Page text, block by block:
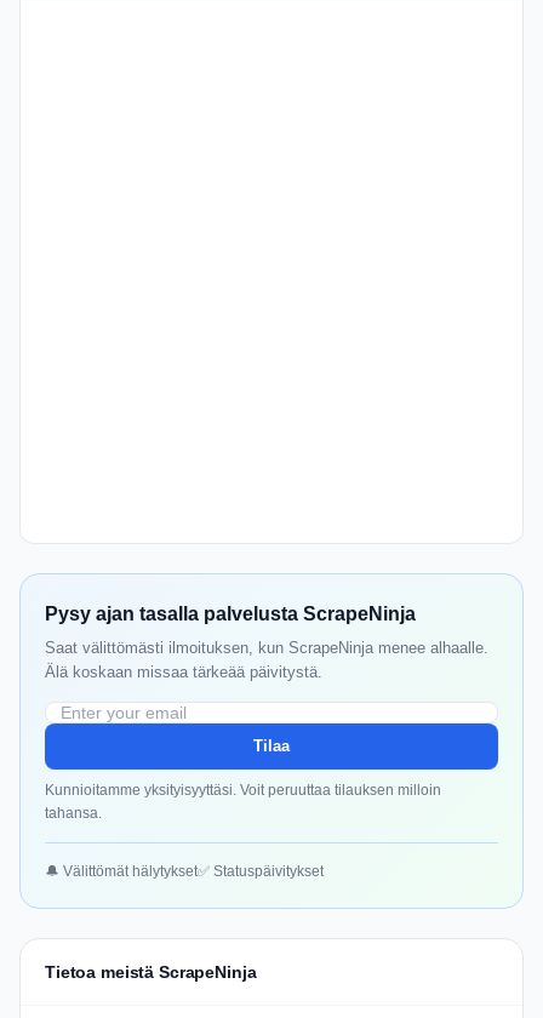
Pysy ajan tasalla palvelusta ScrapeNinja
Saat välittömästi ilmoituksen, kun ScrapeNinja menee alhaalle.
Älä koskaan missaa tärkeää päivitystä.
Tilaa
Kunnioitamme yksityisyyttäsi. Voit peruuttaa tilauksen milloin
tahansa.
🔔 Välittömät hälytykset✅ Statuspäivitykset
Tietoa meistä ScrapeNinja